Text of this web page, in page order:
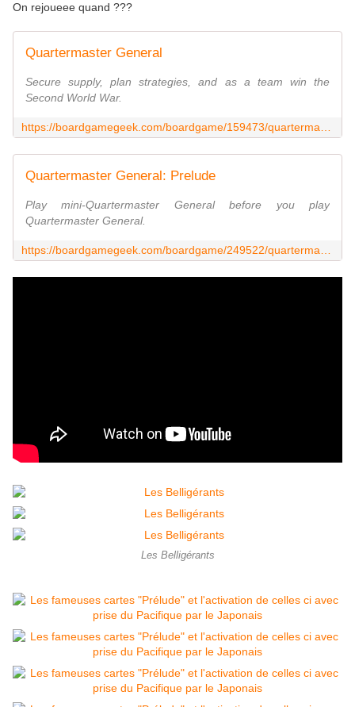
On rejoueee quand ???
Quartermaster General
Secure supply, plan strategies, and as a team win the
Second World War.
Quartermaster General: Prelude
Play mini-Quartermaster General before you play
Quartermaster General.
Les Belligérants